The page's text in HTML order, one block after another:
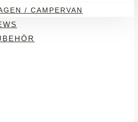
/ CAMPERVAN